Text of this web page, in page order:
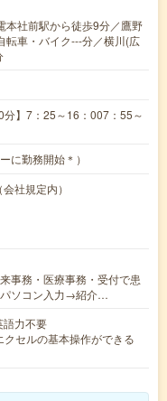
本社前駅から徒歩9分／鷹野
転車・バイク---分／横川(広
】7：25～16：007：55～
に勤務開始＊）
社規定内）
事務・医療事務・受付で患
ソコン入力→紹介…
語力不要
セルの基本操作ができる